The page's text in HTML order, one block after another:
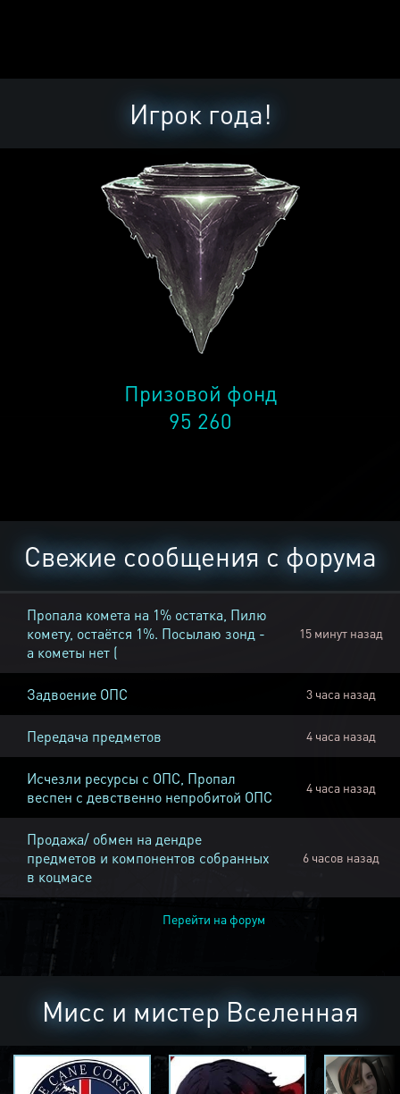
Игрок года!
Призовой фонд
95 260
Свежие сообщения с форума
Пропала комета на 1% остатка, Пилю
комету, остаётся 1%. Посылаю зонд -
а кометы нет (
15 минут назад
Задвоение ОПС 3 часа назад
Передача предметов 4 часа назад
Исчезли ресурсы с ОПС, Пропал
веспен с девственно непробитой ОПС
4 часа назад
Продажа/ обмен на дендре
предметов и компонентов собранных
в коцмасе
6 часов назад
Перейти на форум
Мисс и мистер Вселенная